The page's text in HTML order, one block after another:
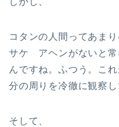
コタンの人間ってあま
サケ アヘンがないと常
んですね。ふつう。こ
分の周りを冷徹に観察し
そして、